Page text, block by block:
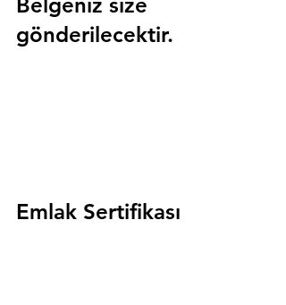
gönderilecektir.
Emlak Sertifikası